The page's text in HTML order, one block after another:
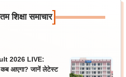
शिक्षा समाचार]
2026 LIVE:
कब आएगा? जानें लेटेस्ट